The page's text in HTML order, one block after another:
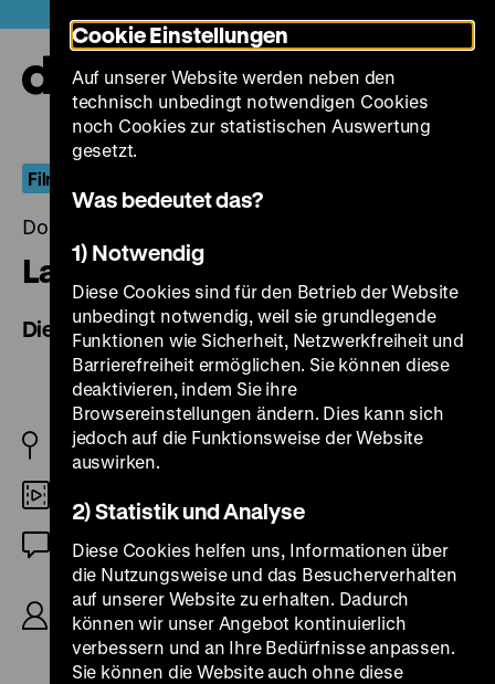
zum
Seiteninhalt
springen
Film und Museum
Donnerstag, 05. April 2018, 20.00 - 00.00 Uhr
La ville Louvre
Die Stadt Louvre
FR 1990
OmeU
R/B: Nicolas Philibert, K: Frederic Labourosse,
Richard Copans, Eric Plattard, M: Philippe
Hersaut, 84’
Cookie Einstellungen
Auf unserer Website werden neben den
technisch unbedingt notwendigen Cookies
noch Cookies zur statistischen Auswertung
gesetzt.
Was bedeutet das?
1) Notwendig
Diese Cookies sind für den Betrieb der Website
unbedingt notwendig, weil sie grundlegende
Funktionen wie Sicherheit, Netzwerkfreiheit und
Barrierefreiheit ermöglichen. Sie können diese
deaktivieren, indem Sie ihre
Browsereinstellungen ändern. Dies kann sich
jedoch auf die Funktionsweise der Website
auswirken.
2) Statistik und Analyse
Diese Cookies helfen uns, Informationen über
die Nutzungsweise und das Besucherverhalten
auf unserer Website zu erhalten. Dadurch
können wir unser Angebot kontinuierlich
verbessern und an Ihre Bedürfnisse anpassen.
Sie können die Website auch ohne diese